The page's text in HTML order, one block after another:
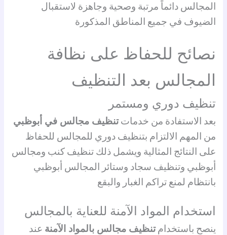
المجالس دائماً مرتبة وصحية وجاهزة لاستقبال
الضيوف في جميع المناطق المذكورة
نصائح للحفاظ على نظافة
المجالس بعد التنظيف
تنظيف دوري ومستمر
بعد الاستفادة من خدماتتنظيف مجالس في أبوظبي
من المهم الالتزام بتنظيف دوري للمجالس للحفاظ
على النتائج المثالية ويشمل ذلك تنظيف كنب ومجالس
أبوظبي وتنظيف سجاد وستائر المجالس أبوظبي
بانتظام لمنع تراكم الغبار والبقع
استخدام المواد الآمنة للعناية بالمجالس
ينصح باستخدامتنظيف مجالس بالمواد الآمنة عند